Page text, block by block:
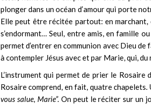
plonger dans un océan d’amour qui porte
Elle peut être récitée partout: en
s’endormant… Seul, entre amis, en famille
permet d’entrer en communion avec Dieu
à contempler Jésus avec et par Marie, qui,
L’instrument qui permet de prier le
Rosaire comprend, en fait, quatre
vous salue, Marie”. On peut le réciter sur un